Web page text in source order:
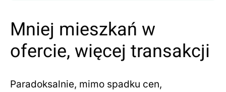
Mniej mieszkań w
ofercie, więcej transakcji
Paradoksalnie, mimo spadku cen,